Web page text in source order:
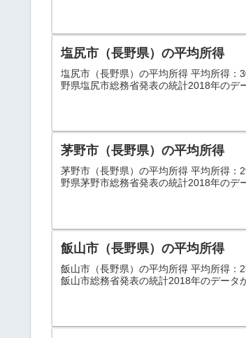
塩尻市（長野県）の平均所得
塩尻市（長野県）の平均所得 平均所得
野県塩尻市総務省発表の統計2018年のデ
茅野市（長野県）の平均所得
茅野市（長野県）の平均所得 平均所得
野県茅野市総務省発表の統計2018年のデ
飯山市（長野県）の平均所得
飯山市（長野県）の平均所得 平均所得
飯山市総務省発表の統計2018年のデータ